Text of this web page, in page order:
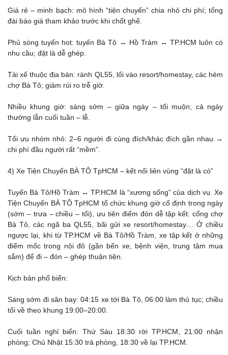
Giá rẻ – minh bạch: mô hình “tiện chuyến” chia nhỏ chi phí; tổng
đài báo giá tham khảo trước khi chốt ghế.
Phủ sóng tuyến hot: tuyến Bà Tô ↔ Hồ Tràm ↔ TP.HCM luôn có
nhu cầu; đặt là dễ ghép.
Tài xế thuộc địa bàn: rành QL55, lối vào resort/homestay, các hẻm
chợ Bà Tô; giảm rủi ro trễ giờ.
Nhiều khung giờ: sáng sớm – giữa ngày – tối muộn; cả ngày
thường lẫn cuối tuần – lễ.
Tối ưu nhóm nhỏ: 2–6 người đi cùng đích/khác đích gần nhau →
chi phí đầu người rất “mềm”.
4) Xe Tiện Chuyến BÀ TÔ TpHCM – kết nối liên vùng “đặt là có”
Tuyến Bà Tô/Hồ Tràm ↔ TP.HCM là “xương sống” của dịch vụ. Xe
Tiện Chuyến BÀ TÔ TpHCM tổ chức khung giờ cố định trong ngày
(sớm – trưa – chiều – tối), ưu tiên điểm đón dễ tập kết: cổng chợ
Bà Tô, các ngã ba QL55, bãi gửi xe resort/homestay… Ở chiều
ngược lại, khi từ TP.HCM về Bà Tô/Hồ Tràm, xe tập kết ở những
điểm mốc trong nội đô (gần bến xe, bệnh viện, trung tâm mua
sắm) để đi – đón – ghép thuận tiện.
Kịch bản phổ biến:
Sáng sớm đi sân bay: 04:15 xe tới Bà Tô, 06:00 làm thủ tục; chiều
tối về theo khung 19:00–20:00.
Cuối tuần nghỉ biển: Thứ Sáu 18:30 rời TP.HCM, 21:00 nhận
phòng; Chủ Nhật 15:30 trả phòng, 18:30 về lại TP.HCM.